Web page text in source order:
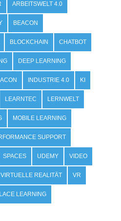
ARBEITSWELT 4.0
BEACON
BLOCKCHAIN CHATBOT
DEEP LEARNING
INDUSTRIE 4.0 KI
LEARNTEC LERNWELT
MOBILE LEARNING
SUPPORT
SPACES UDEMY VIDEO
VIRTUELLE REALITÄT VR
LEARNING